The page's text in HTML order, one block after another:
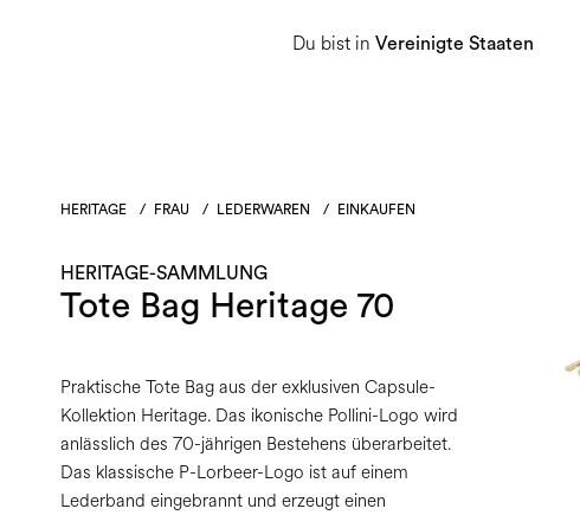
Du bist in Vereinigte Staaten
Herren Heritage-Sammlung
HERITAGE / FRAU / LEDERWAREN / EINKAUFEN
HERITAGE-SAMMLUNG
Tote Bag Heritage 70
Praktische Tote Bag aus der exklusiven Capsule-
Kollektion Heritage. Das ikonische Pollini-Logo wird
anlässlich des 70-jährigen Bestehens überarbeitet.
Das klassische P-Lorbeer-Logo ist auf einem
Lederband eingebrannt und erzeugt einen